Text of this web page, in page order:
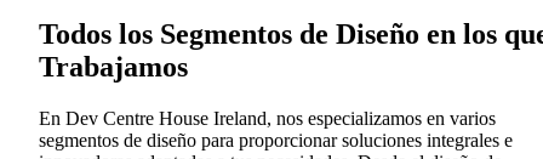
Todos los Segmentos de Diseño en los
Trabajamos
En Dev Centre House Ireland, nos especializamos en varios
segmentos de diseño para proporcionar soluciones integrales e